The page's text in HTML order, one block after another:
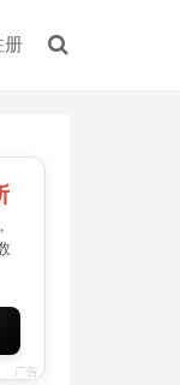
册
广告